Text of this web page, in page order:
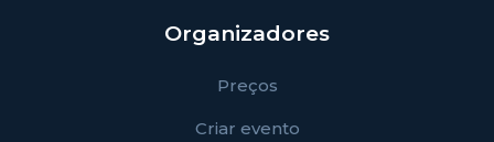
Organizadores
Preços
Criar evento